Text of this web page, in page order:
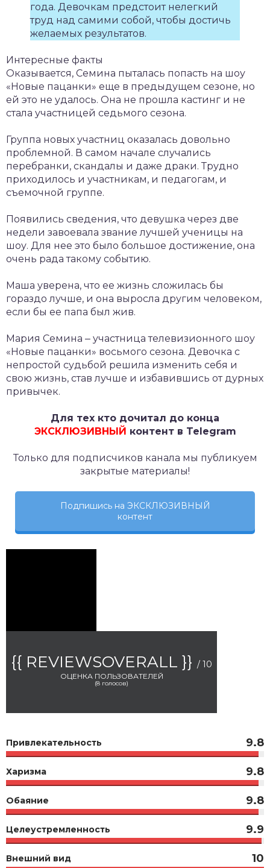
года. Девочкам предстоит нелегкий
труд над самими собой, чтобы достичь
желаемых результатов.
Интересные факты
Оказывается, Семина пыталась попасть на шоу
«Новые пацанки» еще в предыдущем сезоне, но
ей это не удалось. Она не прошла кастинг и не
стала участницей седьмого сезона.
Группа новых участниц оказалась довольно
проблемной. В самом начале случались
перебранки, скандалы и даже драки. Трудно
приходилось и участникам, и педагогам, и
съемочной группе.
Появились сведения, что девушка через две
недели завоевала звание лучшей ученицы на
шоу. Для нее это было большое достижение, она
очень рада такому событию.
Маша уверена, что ее жизнь сложилась бы
гораздо лучше, и она выросла другим человеком,
если бы ее папа был жив.
Мария Семина ‒ участница телевизионного шоу
«Новые пацанки» восьмого сезона. Девочка с
непростой судьбой решила изменить себя и
свою жизнь, став лучше и избавившись от дурных
привычек.
Для тех кто дочитал до конца
ЭКСКЛЮЗИВНЫЙ контент в Telegram
Только для подписчиков канала мы публикуем
закрытые материалы!
Подпишись на ЭКСКЛЮЗИВНЫЙ
контент
{{ REVIEWSOVERALL }} / 10
ОЦЕНКА ПОЛЬЗОВАТЕЛЕЙ
(8 голосов)
Привлекательность 9.8
Харизма 9.8
Обаяние 9.8
Целеустремленность 9.9
Внешний вид 10